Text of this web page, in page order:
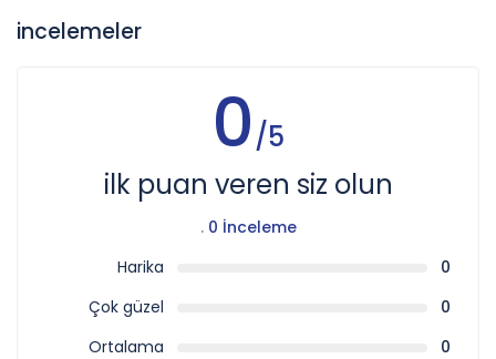
incelemeler
0/5
ilk puan veren siz olun
. 0 İnceleme
Harika
0
Çok güzel
0
Ortalama
0